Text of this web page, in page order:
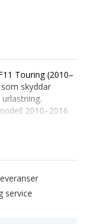
Touring (2010–
skyddar
2010–2016
strukturyta
inga verktyg
att kontrollera
vårkundtjänst
service